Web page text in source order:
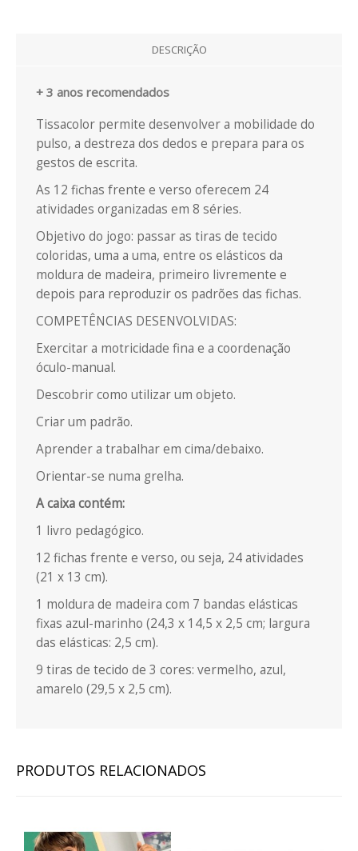
LIVROS
LOGICO PICCOLO
LOGICO PRIMO
LOGICO MAXIMO
LÜK
CATÁLOGOS
CONTACTOS
DESCRIÇÃO
+ 3 anos recomendados
Tissacolor permite desenvolver a mobilidade do
pulso, a destreza dos dedos e prepara para os
gestos de escrita.
As 12 fichas frente e verso oferecem 24
atividades organizadas em 8 séries.
Objetivo do jogo: passar as tiras de tecido
coloridas, uma a uma, entre os elásticos da
moldura de madeira, primeiro livremente e
depois para reproduzir os padrões das fichas.
COMPETÊNCIAS DESENVOLVIDAS:
Exercitar a motricidade fina e a coordenação
óculo-manual.
Descobrir como utilizar um objeto.
Criar um padrão.
Aprender a trabalhar em cima/debaixo.
Orientar-se numa grelha.
A caixa contém:
1 livro pedagógico.
12 fichas frente e verso, ou seja, 24 atividades
(21 x 13 cm).
1 moldura de madeira com 7 bandas elásticas
fixas azul-marinho (24,3 x 14,5 x 2,5 cm; largura
das elásticas: 2,5 cm).
9 tiras de tecido de 3 cores: vermelho, azul,
amarelo (29,5 x 2,5 cm).
PRODUTOS RELACIONADOS